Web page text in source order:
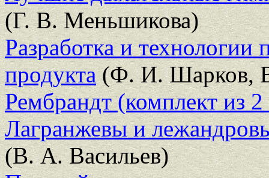
(Г. В. Меньшикова)
Разработка и технологии
продукта(Ф. И. Шарков,
Рембрандт (комплект из
Лагранжевы и
(В. А. Васильев)